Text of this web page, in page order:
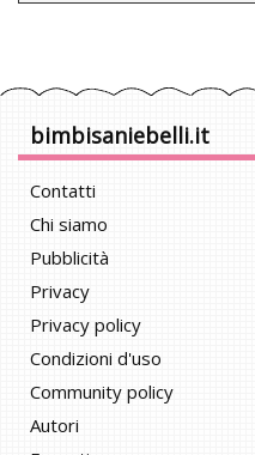
bimbisaniebelli.it
Contatti
Chi siamo
Pubblicità
Privacy
Privacy policy
Condizioni d'uso
Community policy
Autori